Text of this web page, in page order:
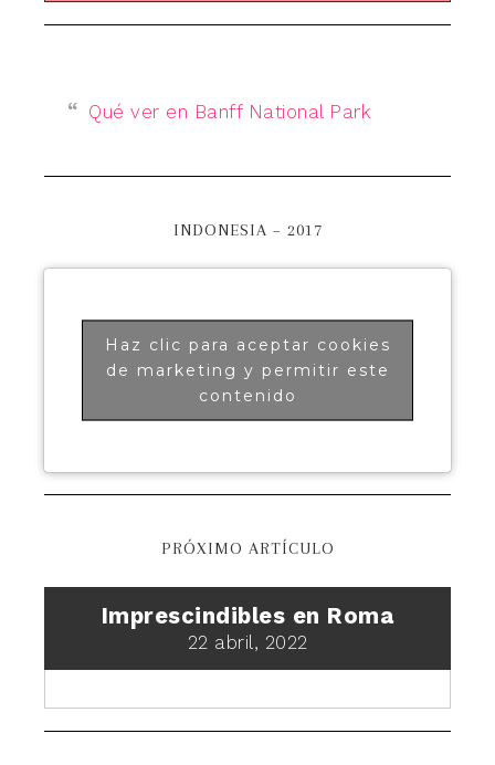
Qué ver en Banff National Park
INDONESIA – 2017
Haz clic para aceptar cookies
de marketing y permitir este
contenido
PRÓXIMO ARTÍCULO
Imprescindibles en Roma
22 abril, 2022